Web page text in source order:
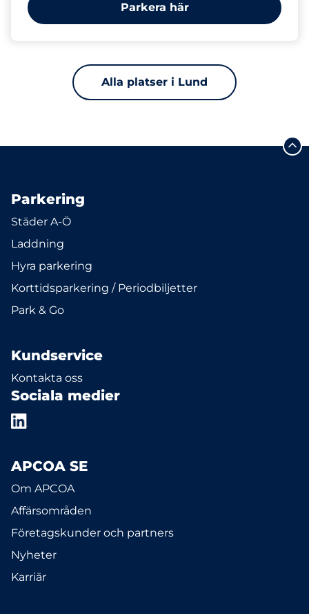
Parkera här
Alla platser i Lund
Parkering
Städer A-Ö
Laddning
Hyra parkering
Korttidsparkering / Periodbiljetter
Park & Go
Kundservice
Kontakta oss
Sociala medier
APCOA SE
Om APCOA
Affärsområden
Företagskunder och partners
Nyheter
Karriär